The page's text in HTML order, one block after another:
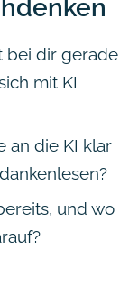
bei dir gerade
mit KI
an die KI klar
und wo